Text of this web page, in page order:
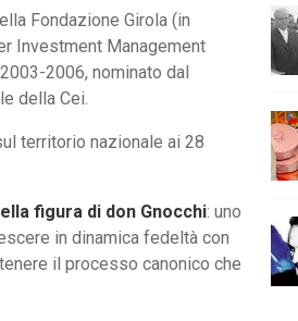
Fondazione Girola (in
Investment Management
2006, nominato dal
della Cei.
territorio nazionale ai 28
figura di don Gnocchi: uno
in dinamica fedeltà con
il processo canonico che